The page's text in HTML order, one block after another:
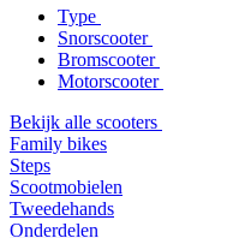
Type
Snorscooter
Bromscooter
Motorscooter
Bekijk alle scooters
Family bikes
Steps
Scootmobielen
Tweedehands
Onderdelen